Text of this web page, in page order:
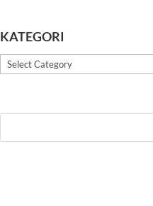
KATEGORI
Kategori